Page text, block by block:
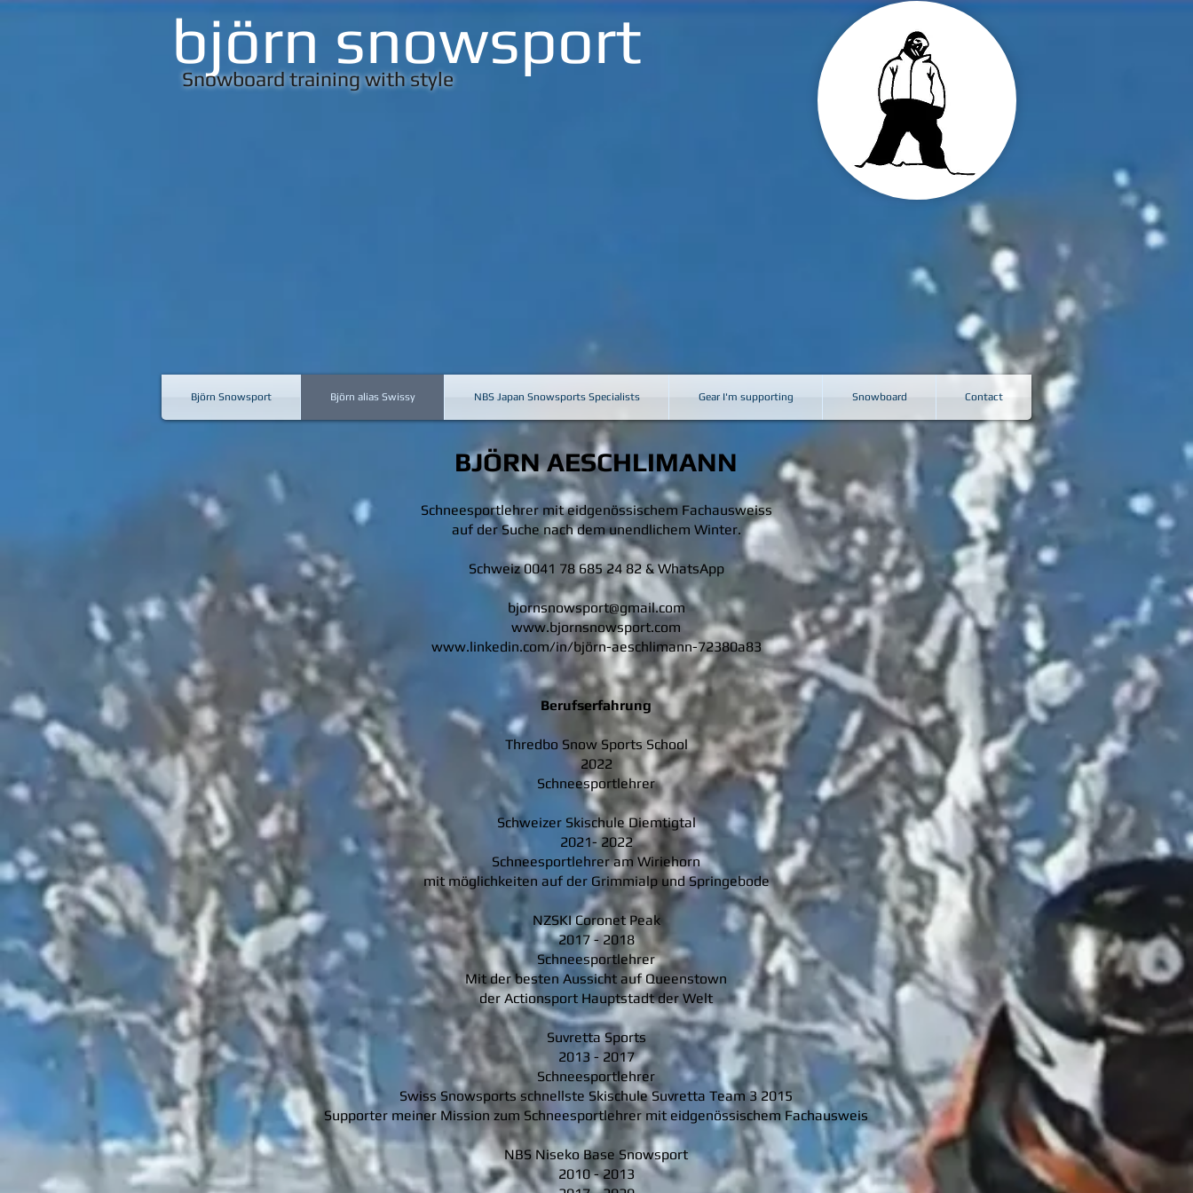
björn snowsport
Snowboard training with style
Björn Snowsport Björn alias Swissy NBS Japan Snowsports Specialists Gear I'm supporting Snowboard Contact
BJÖRN AESCHLIMANN
Schneesportlehrer mit eidgenössischem Fachausweiss
auf der Suche nach dem unendlichem Winter.
Schweiz 0041 78 685 24 82 & WhatsApp
bjornsnowsport@gmail.com
www.bjornsnowsport.com
www.linkedin.com/in/björn-aeschlimann-72380a83
Berufserfahrung
Thredbo Snow Sports School
2022
Schneesportlehrer
Schweizer Skischule Diemtigtal
2021- 2022
Schneesportlehrer am Wiriehorn
mit möglichkeiten auf der Grimmialp und Springebode
NZSKI Coronet Peak
2017 - 2018
Schneesportlehrer
Mit der besten Aussicht auf Queenstown
der Actionsport Hauptstadt der Welt
Suvretta Sports
2013 - 2017
Schneesportlehrer
Swiss Snowsports schnellste Skischule Suvretta Team 3 2015
Supporter meiner Mission zum Schneesportlehrer mit eidgenössischem Fachausweis
NBS Niseko Base Snowsport
2010 - 2013